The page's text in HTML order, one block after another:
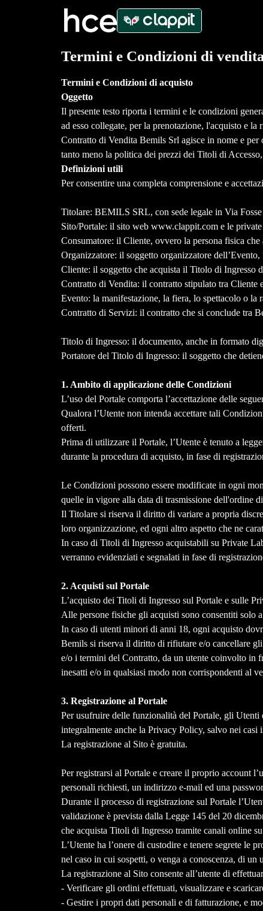
Termini e Condizioni di
Termini e Condizioni di acquisto
Oggetto
Il presente testo riporta i termini e le condizioni
ad esso collegate, per la prenotazione, l'acquisto e la
Contratto di Vendita Bemils Srl agisce in nome e
tanto meno la politica dei prezzi dei Titoli di
Definizioni utili
Per consentire una completa comprensione e
Titolare: BEMILS SRL, con sede legale in Via
Sito/Portale: il sito web www.clappit.com e le private
Consumatore: il Cliente, ovvero la persona fisica
Organizzatore: il soggetto organizzatore
Cliente: il soggetto che acquista il Titolo di Ingresso
Contratto di Vendita: il contratto stipulato tra
Evento: la manifestazione, la fiera, lo spettacolo o la
Contratto di Servizi: il contratto che si conclude tra
Titolo di Ingresso: il documento, anche in formato
Portatore del Titolo di Ingresso: il soggetto che
1. Ambito di applicazione delle Condizioni
L’uso del Portale comporta l’accettazione delle
Qualora l’Utente non intenda accettare tali
offerti.
Prima di utilizzare il Portale, l’Utente è tenuto a
durante la procedura di acquisto, in fase di
Le Condizioni possono essere modificate in ogni
quelle in vigore alla data di trasmissione dell'ordine
Il Titolare si riserva il diritto di variare a propria
loro organizzazione, ed ogni altro aspetto che ne
In caso di Titoli di Ingresso acquistabili su Private
verranno evidenziati e segnalati in fase di
2. Acquisti sul Portale
L’acquisto dei Titoli di Ingresso sul Portale e sulle
Alle persone fisiche gli acquisti sono consentiti solo
In caso di utenti minori di anni 18, ogni acquisto
Bemils si riserva il diritto di rifiutare e/o cancellare
e/o i termini del Contratto, da un utente coinvolto in
inesatti e/o in qualsiasi modo non corrispondenti al
3. Registrazione al Portale
Per usufruire delle funzionalità del Portale, gli
integralmente anche la Privacy Policy, salvo nei
La registrazione al Sito è gratuita.
Per registrarsi al Portale e creare il proprio account
personali richiesti, un indirizzo e-mail ed una
Durante il processo di registrazione sul Portale
validazione è prevista dalla Legge 145 del 20
che acquista Titoli di Ingresso tramite canali online
L’Utente ha l’onere di custodire e tenere segrete le
nel caso in cui sospetti, o venga a conoscenza, di
La registrazione al Sito consente all’utente di
- Verificare gli ordini effettuati, visualizzare e
- Gestire i propri dati personali e di fatturazione, e